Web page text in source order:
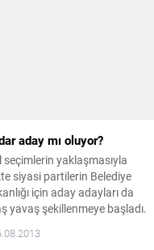
aday mı oluyor?
seçimlerin yaklaşmasıyla
siyasi partilerin Belediye
için aday adayları da
yavaş şekillenmeye başladı.
bu süreçte en hareketli
parti, hiç kuşkusuz